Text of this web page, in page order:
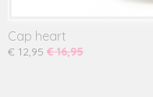
Cap heart
€ 12,95 € 16,95